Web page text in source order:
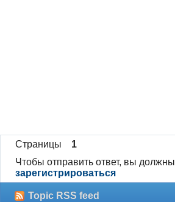
Страницы
1
Чтобы отправить ответ, вы должны
зарегистрироваться
Topic RSS feed